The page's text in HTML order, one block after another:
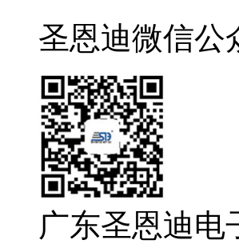
圣恩迪微信公
广东圣恩迪电